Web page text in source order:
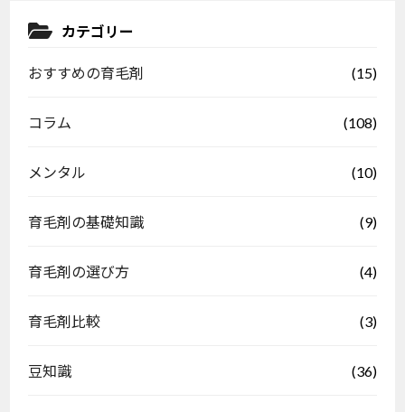
カテゴリー
おすすめの育毛剤 (15)
コラム (108)
メンタル (10)
育毛剤の基礎知識 (9)
育毛剤の選び方 (4)
育毛剤比較 (3)
豆知識 (36)